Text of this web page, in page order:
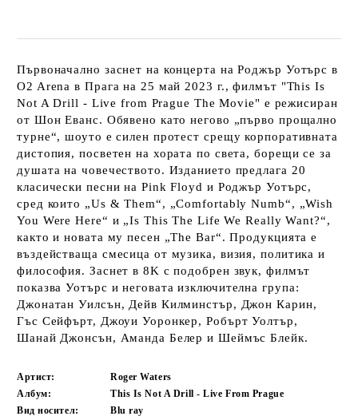
Първоначално заснет на концерта на Роджър Уотърс в
O2 Arena в Прага на 25 май 2023 г., филмът "This Is
Not A Drill - Live from Prague The Movie" е режисиран
от Шон Еванс. Обявено като негово „първо прощално
турне“, шоуто е силен протест срещу корпоративната
дистопия, посветен на хората по света, борещи се за
душата на човечеството. Изданието предлага 20
класически песни на Pink Floyd и Роджър Уотърс,
сред които „Us & Them“, „Comfortably Numb“, „Wish
You Were Here“ и „Is This The Life We Really Want?“,
както и новата му песен „The Bar“. Продукцията е
въздействаща смесица от музика, визия, политика и
философия. Заснет в 8K с подобрен звук, филмът
показва Уотърс и неговата изключителна група:
Джонатан Уилсън, Дейв Килминстър, Джон Карин,
Гъс Сейфърт, Джоуи Уоронкер, Робърт Уолтър,
Шанай Джонсън, Аманда Белер и Шеймъс Блейк.
Артист:
Roger Waters
Албум:
This Is Not A Drill - Live From Prague
Вид носител:
Blu ray